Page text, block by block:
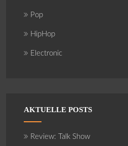
Pop
HipHop
Electronic
AKTUELLE POSTS
Review: Talk Show